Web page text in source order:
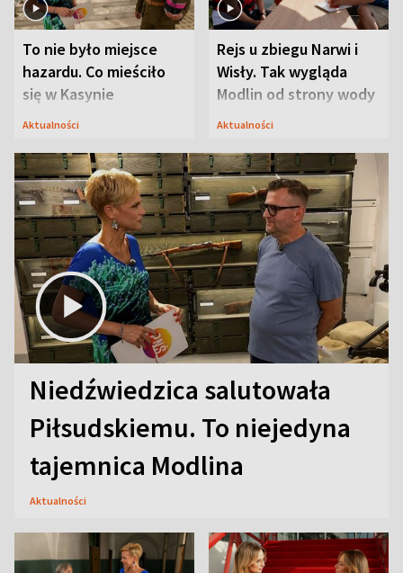
To nie było miejsce
hazardu. Co mieściło
się w Kasynie
Oficerskim?
Aktualności
Rejs u zbiegu Narwi i
Wisły. Tak wygląda
Modlin od strony wody
Aktualności
Niedźwiedzica salutowała
Piłsudskiemu. To niejedyna
tajemnica Modlina
Aktualności